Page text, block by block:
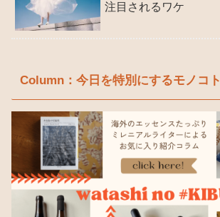
注目されるワケ
Column：今日を特別にするモノコト